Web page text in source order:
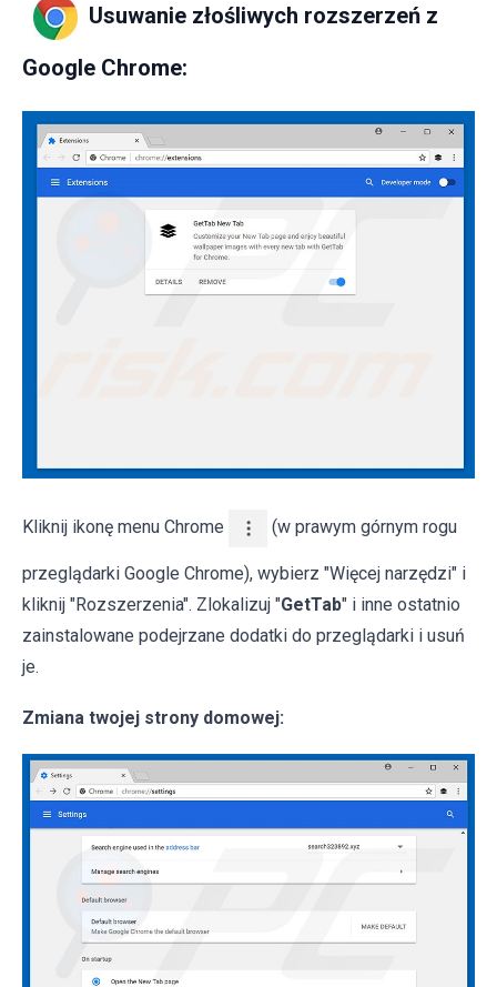
Usuwanie złośliwych rozszerzeń z
Google Chrome:
Kliknij ikonę menu Chrome (w prawym górnym rogu
przeglądarki Google Chrome), wybierz "Więcej narzędzi" i
kliknij "Rozszerzenia". Zlokalizuj "GetTab" i inne ostatnio
zainstalowane podejrzane dodatki do przeglądarki i usuń
je.
Zmiana twojej strony domowej: